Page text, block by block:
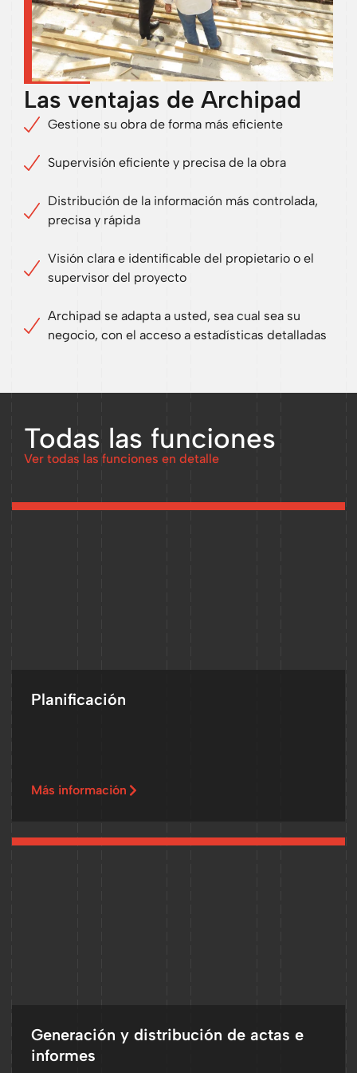
Las ventajas de Archipad
Gestione su obra de forma más eficiente
Supervisión eficiente y precisa de la obra
Distribución de la información más controlada,
precisa y rápida
Visión clara e identificable del propietario o el
supervisor del proyecto
Archipad se adapta a usted, sea cual sea su
negocio, con el acceso a estadísticas detalladas
Todas las funciones
Ver todas las funciones en detalle
Planificación
Más información
Generación y distribución de actas e
informes